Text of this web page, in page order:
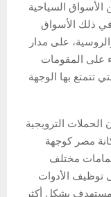
السياحية
في ذلك الأسواق
والروسية، على مدار
على المقومات
تتمتع بها الوجهة
الحملات الترويجية
مصر كوجهة
مختلف
توظيف الأدوات
بشكل أكثر